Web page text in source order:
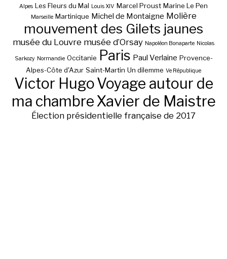
Alpes Les Fleurs du Mal Louis XIV Marcel Proust Marine Le Pen
Marseille Martinique Michel de Montaigne Molière
mouvement des Gilets jaunes
musée du Louvre musée d’Orsay Napoléon Bonaparte Nicolas
Sarkozy Normandie Occitanie Paris Paul Verlaine Provence-
Alpes-Côte d'Azur Saint-Martin Un dilemme Ve République
Victor HugoVoyage autour de
ma chambre Xavier de Maistre
Élection présidentielle française de 2017